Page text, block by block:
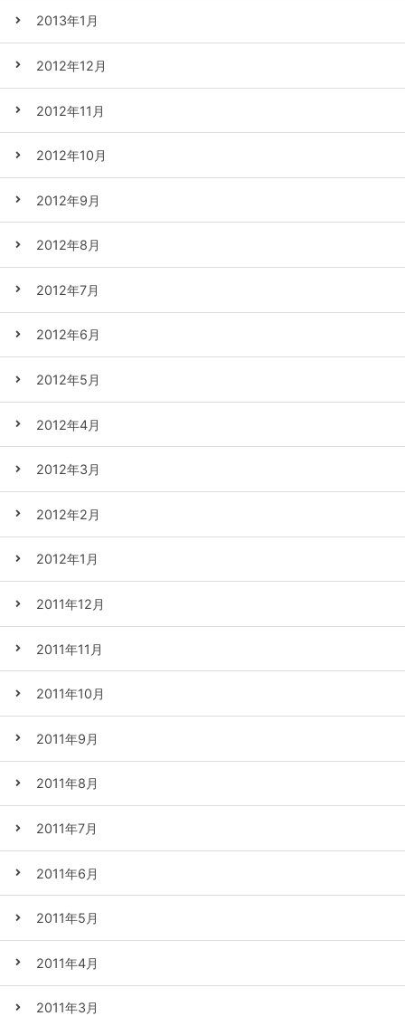
2013年1月
2012年12月
2012年11月
2012年10月
2012年9月
2012年8月
2012年7月
2012年6月
2012年5月
2012年4月
2012年3月
2012年2月
2012年1月
2011年12月
2011年11月
2011年10月
2011年9月
2011年8月
2011年7月
2011年6月
2011年5月
2011年4月
2011年3月